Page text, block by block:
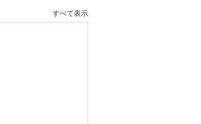
すべて表示